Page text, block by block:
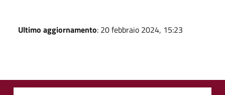
Ultimo aggiornamento: 20 febbraio 2024, 15:23